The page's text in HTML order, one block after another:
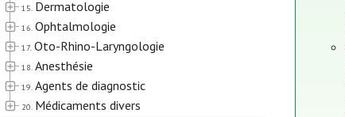
15. Dermatologie
16. Ophtalmologie
17. Oto-Rhino-Laryngologie
18. Anesthésie
19. Agents de diagnostic
20. Médicaments divers